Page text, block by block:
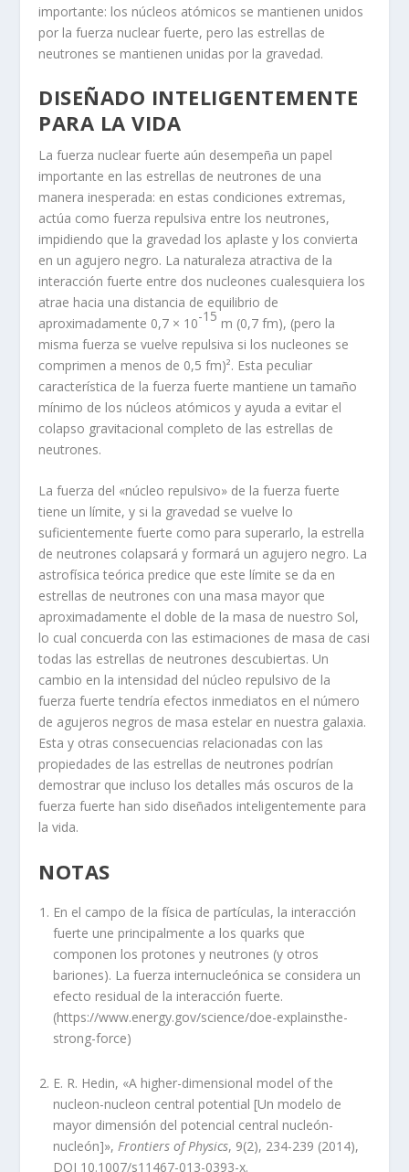
importante: los núcleos atómicos se mantienen unidos
por la fuerza nuclear fuerte, pero las estrellas de
neutrones se mantienen unidas por la gravedad.
DISEÑADO INTELIGENTEMENTE
PARA LA VIDA
La fuerza nuclear fuerte aún desempeña un papel
importante en las estrellas de neutrones de una
manera inesperada: en estas condiciones extremas,
actúa como fuerza repulsiva entre los neutrones,
impidiendo que la gravedad los aplaste y los convierta
en un agujero negro. La naturaleza atractiva de la
interacción fuerte entre dos nucleones cualesquiera los
atrae hacia una distancia de equilibrio de
aproximadamente 0,7 × 10-15 m (0,7 fm), (pero la
misma fuerza se vuelve repulsiva si los nucleones se
comprimen a menos de 0,5 fm)². Esta peculiar
característica de la fuerza fuerte mantiene un tamaño
mínimo de los núcleos atómicos y ayuda a evitar el
colapso gravitacional completo de las estrellas de
neutrones.
La fuerza del «núcleo repulsivo» de la fuerza fuerte
tiene un límite, y si la gravedad se vuelve lo
suficientemente fuerte como para superarlo, la estrella
de neutrones colapsará y formará un agujero negro. La
astrofísica teórica predice que este límite se da en
estrellas de neutrones con una masa mayor que
aproximadamente el doble de la masa de nuestro Sol,
lo cual concuerda con las estimaciones de masa de casi
todas las estrellas de neutrones descubiertas. Un
cambio en la intensidad del núcleo repulsivo de la
fuerza fuerte tendría efectos inmediatos en el número
de agujeros negros de masa estelar en nuestra galaxia.
Esta y otras consecuencias relacionadas con las
propiedades de las estrellas de neutrones podrían
demostrar que incluso los detalles más oscuros de la
fuerza fuerte han sido diseñados inteligentemente para
la vida.
NOTAS
En el campo de la física de partículas, la interacción
fuerte une principalmente a los quarks que
componen los protones y neutrones (y otros
bariones). La fuerza internucleónica se considera un
efecto residual de la interacción fuerte.
(https://www.energy.gov/science/doe-explainsthe-
strong-force)
E. R. Hedin, «A higher-dimensional model of the
nucleon-nucleon central potential [Un modelo de
mayor dimensión del potencial central nucleón-
nucleón]»,Frontiers of Physics, 9(2), 234-239 (2014),
DOI 10.1007/s11467-013-0393-x.